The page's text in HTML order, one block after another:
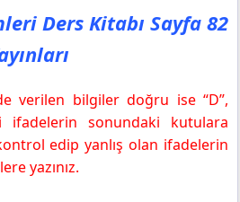
Ders Kitabı Sayfa 83 Cevapları
Ders Kitabı Sayfa 85 Cevapları
Ders Kitabı Sayfa 86 Cevapları
Ders Kitabı Sayfa 82
verilen bilgiler doğru ise “D”,
ifadelerin sonundaki kutulara
kontrol edip yanlış olan ifadelerin
yazınız.